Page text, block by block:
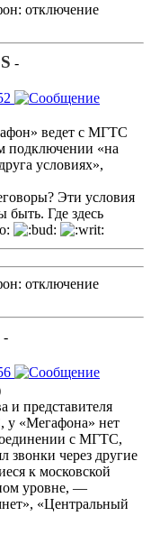
отключение
-
ведет с МГТС
подключении «на
условиях»,
Эти условия
Где здесь
отключение
-
и представителя
«Мегафона» нет
с МГТС,
звонки через другие
к московской
уровне, —
«Центральный